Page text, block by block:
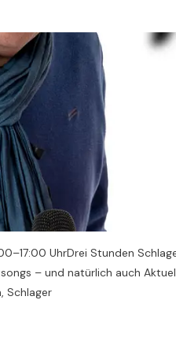
UhrDrei Stunden
– und natürlich auch
Schlager